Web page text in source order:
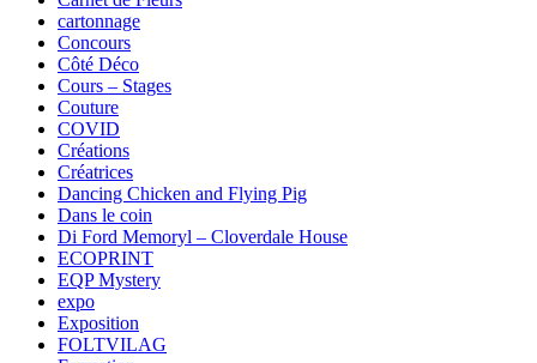
cartonnage
Concours
Côté Déco
Cours – Stages
Couture
COVID
Créations
Créatrices
Dancing Chicken and Flying Pig
Dans le coin
Di Ford Memoryl – Cloverdale House
ECOPRINT
EQP Mystery
expo
Exposition
FOLTVILAG